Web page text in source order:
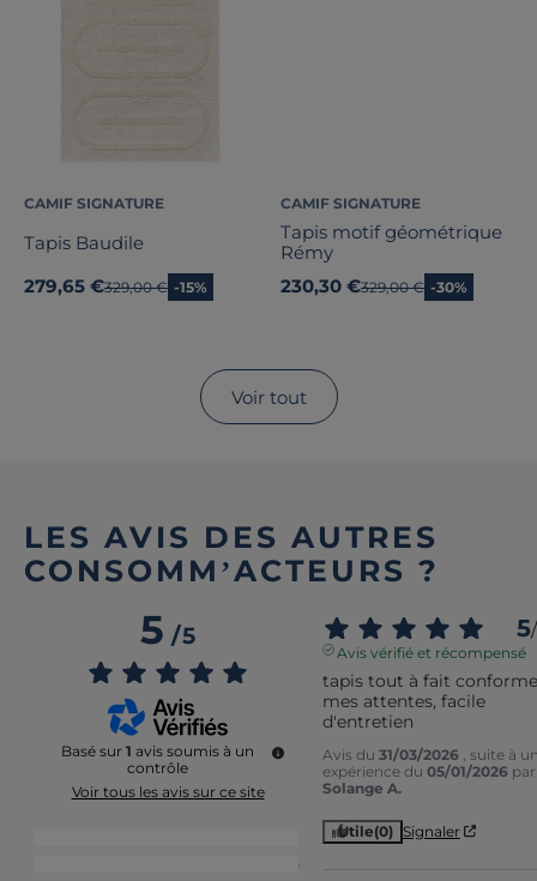
CAMIF SIGNATURE
Tapis Baudile
279,65 €Ancien prix
329,00 € -15%
CAMIF SIGNATURE
Tapis motif géométrique
Rémy
230,30 €Ancien prix
329,00 € -30%
Voir tout
LES AVIS DES AUTRES
CONSOMM’ACTEURS ?
5/5
Basé sur 1 avis soumis à un
contrôle
Voir tous les avis sur ce site
0
5/
Avis vérifié et récompensé
tapis tout à fait
mes attentes, facile
d'entretien
Avis du 31/03/2026
, suite à
expérience du 05/01/2026 par
Solange A.
Utile(0) Signaler